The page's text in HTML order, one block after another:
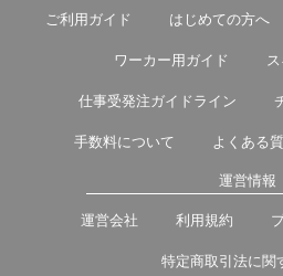
ご利用ガイド はじめての方へ
ワーカー用ガイド
仕事受発注ガイドライン
手数料について よくある
運営情報
運営会社 利用規約
特定商取引法に関